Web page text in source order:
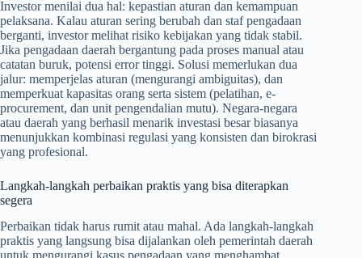
Investor menilai dua hal: kepastian aturan dan kemampuan
pelaksana. Kalau aturan sering berubah dan staf pengadaan
berganti, investor melihat risiko kebijakan yang tidak stabil.
Jika pengadaan daerah bergantung pada proses manual atau
catatan buruk, potensi error tinggi. Solusi memerlukan dua
jalur: memperjelas aturan (mengurangi ambiguitas), dan
memperkuat kapasitas orang serta sistem (pelatihan, e-
procurement, dan unit pengendalian mutu). Negara-negara
atau daerah yang berhasil menarik investasi besar biasanya
menunjukkan kombinasi regulasi yang konsisten dan birokrasi
yang profesional.
Langkah-langkah perbaikan praktis yang bisa diterapkan
segera
Perbaikan tidak harus rumit atau mahal. Ada langkah-langkah
praktis yang langsung bisa dijalankan oleh pemerintah daerah